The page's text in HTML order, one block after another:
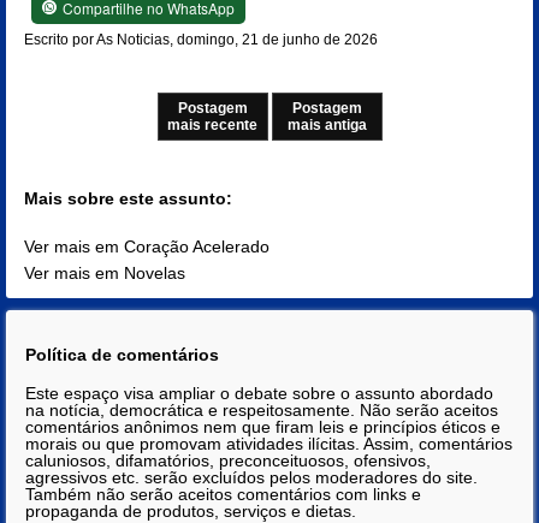
Compartilhe no WhatsApp
Escrito por As Noticias, domingo, 21 de junho de 2026
Postagem
mais recente
Postagem
mais antiga
Mais sobre este assunto:
Ver mais em Coração Acelerado
Ver mais em Novelas
Política de comentários
Este espaço visa ampliar o debate sobre o assunto abordado
na notícia, democrática e respeitosamente. Não serão aceitos
comentários anônimos nem que firam leis e princípios éticos e
morais ou que promovam atividades ilícitas. Assim, comentários
caluniosos, difamatórios, preconceituosos, ofensivos,
agressivos etc. serão excluídos pelos moderadores do site.
Também não serão aceitos comentários com links e
propaganda de produtos, serviços e dietas.